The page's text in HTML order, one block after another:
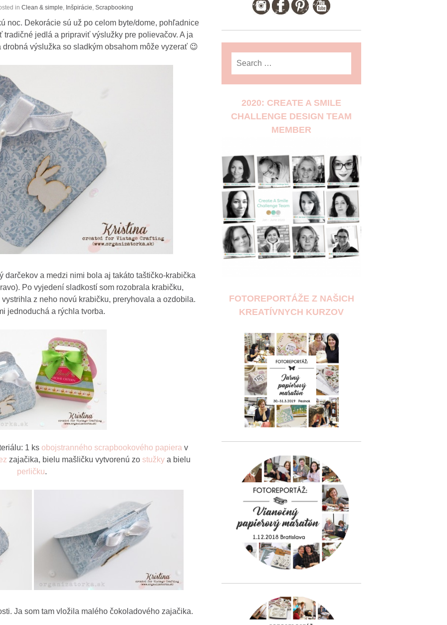
in Clean & simple Inšpirácie Scrapbooking
noc. Dekorácie sú už po celom byte/dome, pohľadnice
jedlá a pripraviť výslužky pre polievačov. A ja
výslužka so sladkým obsahom môže vyzerať 😉
darčekov a medzi nimi bola aj takáto taštičko-krabička
Po vyjedení sladkostí som rozobrala krabičku,
z neho novú krabičku, preryhovala a ozdobila.
jednoduchá a rýchla tvorba.
1 ks obojstranného scrapbookového papiera v
zajačika, bielu mašličku vytvorenú zo stužkya bielu
perličku.
Ja som tam vložila malého čokoladového zajačika.
2020: CREATE A SMILE
CHALLENGE DESIGN TEAM
MEMBER
FOTOREPORTÁŽE Z NAŠICH
KREATÍVNYCH KURZOV